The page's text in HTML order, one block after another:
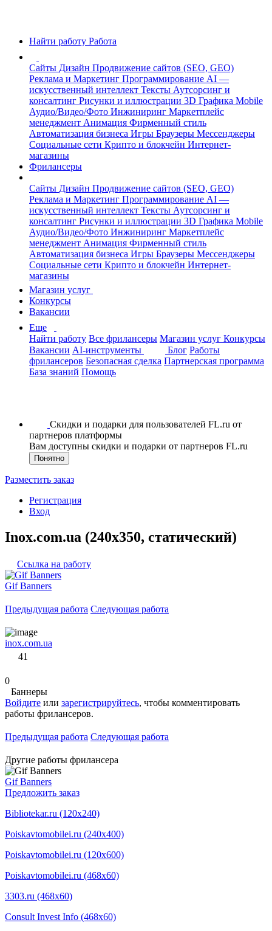
Найти работу Работа
Сайты Дизайн Продвижение сайтов (SEO, GEO)
Реклама и Маркетинг Программирование AI —
искусственный интеллект Тексты Аутсорсинг и
консалтинг Рисунки и иллюстрации 3D Графика Mobile
Аудио/Видео/Фото Инжиниринг Маркетплейс
менеджмент Анимация Фирменный стиль
Автоматизация бизнеса Игры Браузеры Мессенджеры
Социальные сети Крипто и блокчейн Интернет-
магазины
Фрилансеры
Сайты Дизайн Продвижение сайтов (SEO, GEO)
Реклама и Маркетинг Программирование AI —
искусственный интеллект Тексты Аутсорсинг и
консалтинг Рисунки и иллюстрации 3D Графика Mobile
Аудио/Видео/Фото Инжиниринг Маркетплейс
менеджмент Анимация Фирменный стиль
Автоматизация бизнеса Игры Браузеры Мессенджеры
Социальные сети Крипто и блокчейн Интернет-
магазины
Магазин услуг
Конкурсы
Вакансии
Еще
Найти работу Все фрилансеры Магазин услуг Конкурсы
Вакансии AI-инструменты Блог Работы
фрилансеров Безопасная сделка Партнерская программа
База знаний Помощь
Скидки и подарки для пользователей FL.ru от
партнеров платформы
Вам доступны скидки и подарки от партнеров FL.ru
Понятно
Разместить заказ
Регистрация
Вход
Inox.com.ua (240x350, статический)
Ссылка на работу
Gif Banners
Предыдущая работа Следующая работа
inox.com.ua
41
0
Баннеры
Войдите или зарегистрируйтесь, чтобы комментировать
работы фрилансеров.
Предыдущая работа Следующая работа
Другие работы фрилансера
Gif Banners
Предложить заказ
Bibliotekar.ru (120x240)
Poiskavtomobilei.ru (240x400)
Poiskavtomobilei.ru (120x600)
Poiskavtomobilei.ru (468x60)
3303.ru (468x60)
Consult Invest Info (468x60)